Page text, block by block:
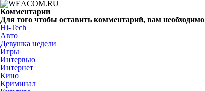
Комментарии
Для того чтобы оставить комментарий, вам необходимо
Hi-Tech
Авто
Девушка недели
Игры
Интервью
Интернет
Кино
Криминал